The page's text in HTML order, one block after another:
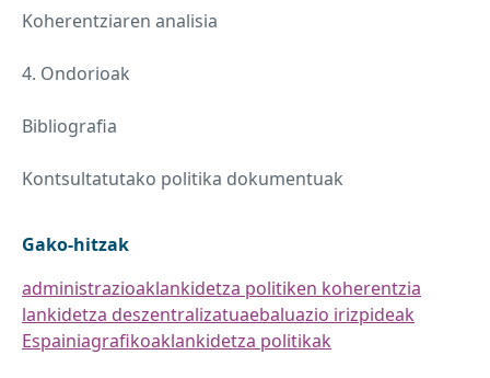
Koherentziaren analisia
4. Ondorioak
Bibliografia
Kontsultatutako politika dokumentuak
Gako-hitzak
administrazioaklankidetza politiken koherentzia
lankidetza deszentralizatuaebaluazio irizpideak
Espainiagrafikoaklankidetza politikak